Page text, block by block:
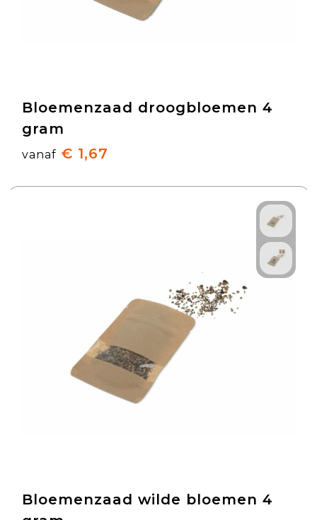
Bloemenzaad droogbloemen 4
gram
vanaf € 1,67
Bloemenzaad wilde bloemen 4